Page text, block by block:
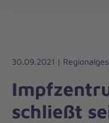
Liebe
Leben
30.09.2021 |
schließt